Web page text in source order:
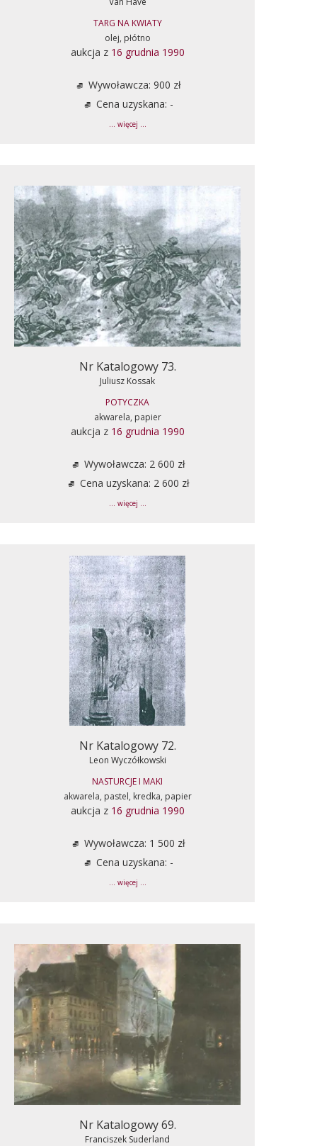
TARG NA KWIATY
olej, płótno
aukcja z 16 grudnia 1990
Wywoławcza: 900 zł
Cena uzyskana: -
... więcej ...
Nr Katalogowy 73.
Juliusz Kossak
POTYCZKA
akwarela, papier
aukcja z 16 grudnia 1990
Wywoławcza: 2 600 zł
Cena uzyskana: 2 600 zł
... więcej ...
Nr Katalogowy 72.
Leon Wyczółkowski
NASTURCJE I MAKI
akwarela, pastel, kredka, papier
aukcja z 16 grudnia 1990
Wywoławcza: 1 500 zł
Cena uzyskana: -
... więcej ...
Nr Katalogowy 69.
Franciszek Suderland